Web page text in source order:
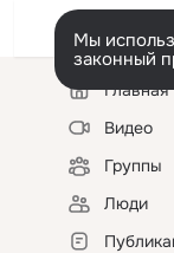
Мы
законный
Левая
колонкаГлавная
Видео
Группы
Люди